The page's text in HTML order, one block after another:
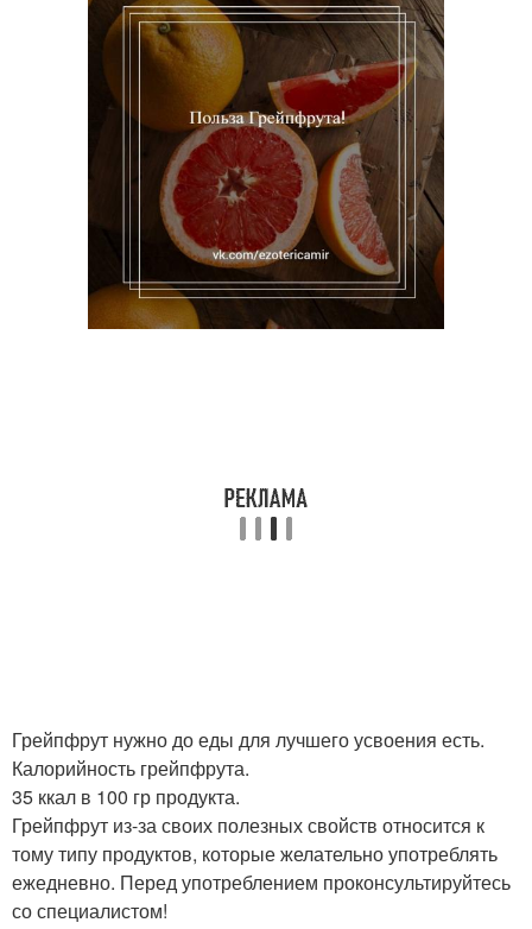
Грейпфрут нужно до еды для лучшего усвоения есть.
Калорийность грейпфрута.
35 ккал в 100 гр продукта.
Грейпфрут из-за своих полезных свойств относится к
тому типу продуктов, которые желательно употреблять
ежедневно. Перед употреблением проконсультируйтесь
со специалистом!